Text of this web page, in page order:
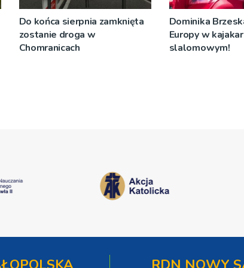
Do końca sierpnia zamknięta
zostanie droga w
Chomranicach
Dominika
Europy w
slalomowym!